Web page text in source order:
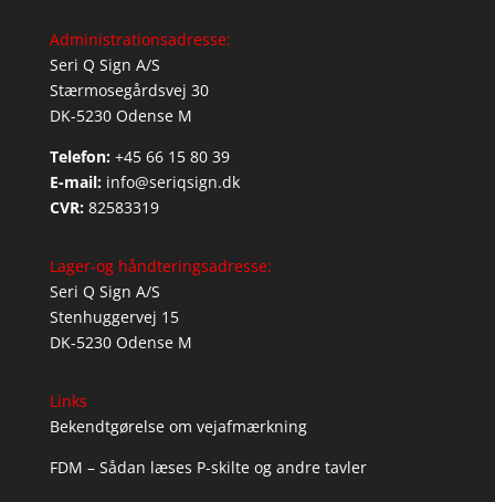
Administrationsadresse:
Seri Q Sign A/S
Stærmosegårdsvej 30
DK-5230 Odense M
Telefon: +45 66 15 80 39
E-mail: info@seriqsign.dk
CVR: 82583319
Lager-og håndteringsadresse:
Seri Q Sign A/S
Stenhuggervej 15
DK-5230 Odense M
Links
Bekendtgørelse om vejafmærkning
FDM – Sådan læses P-skilte og andre tavler